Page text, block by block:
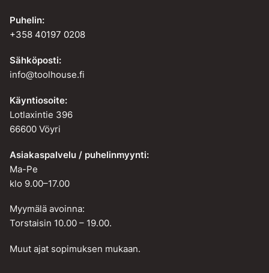
Puhelin:
+358 40197 0208
Sähköposti:
info@toolhouse.fi
Käyntiosoite:
Lotlaxintie 396
66600 Vöyri
Asiakaspalvelu / puhelinmyynti:
Ma-Pe
klo 9.00–17.00
Myymälä avoinna:
Torstaisin 10.00 – 19.00.
Muut ajat sopimuksen mukaan.